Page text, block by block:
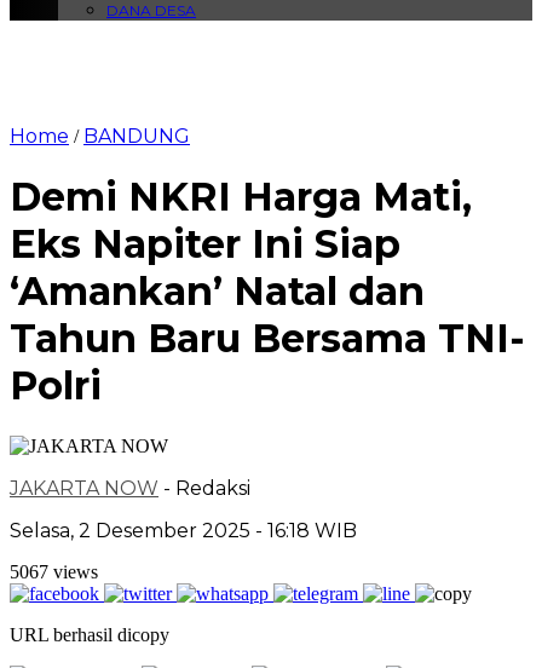
DANA DESA
Home / BANDUNG
Demi NKRI Harga Mati,
Eks Napiter Ini Siap
‘Amankan’ Natal dan
Tahun Baru Bersama TNI-
Polri
JAKARTA NOW - Redaksi
Selasa, 2 Desember 2025 - 16:18 WIB
5067 views
URL berhasil dicopy